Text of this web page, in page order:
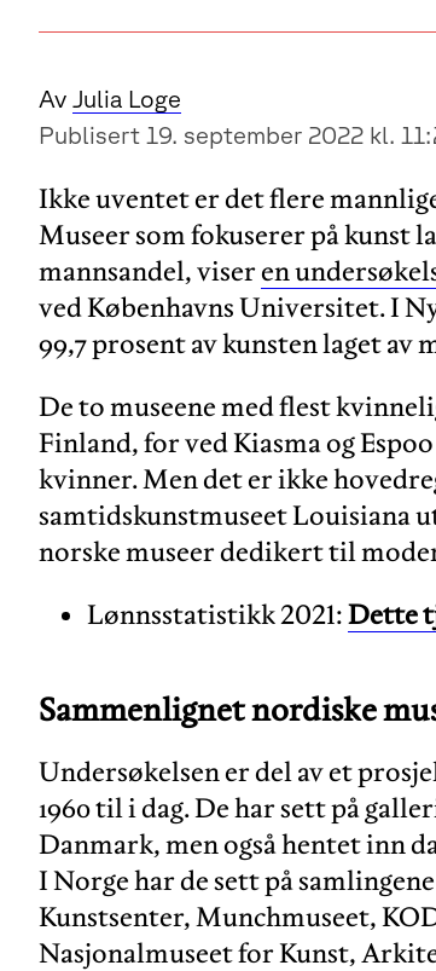
Av Julia Loge
Publisert 19. september 2022 kl.
Ikke uventet er det flere
Museer som fokuserer på kunst
mannsandel, viseren
ved Københavns Universitet. I
99,7 prosent av kunsten laget av
De to museene med flest
Finland, for ved Kiasma og
kvinner. Men det er ikke
samtidskunstmuseet Louisiana
norske museer dedikert til
Lønnsstatistikk 2021:Dette
Sammenlignet nordiske
Undersøkelsen er del av et
1960 til i dag. De har sett på
Danmark, men også hentet inn
I Norge har de sett på
Kunstsenter, Munchmuseet,
Nasjonalmuseet for Kunst,